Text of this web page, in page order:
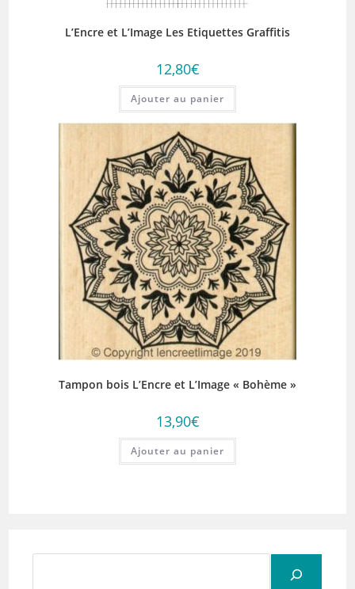
L’Encre et L’Image Les Etiquettes Graffitis
12,80€
Ajouter au panier
Tampon bois L’Encre et L’Image « Bohème »
13,90€
Ajouter au panier